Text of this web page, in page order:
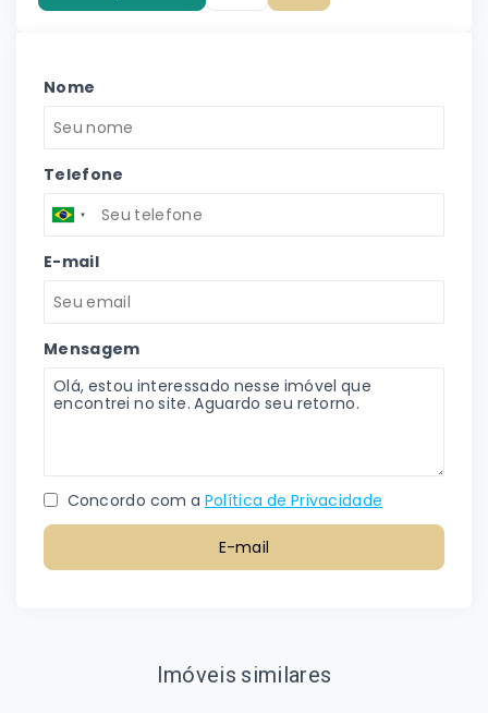
Nome
Telefone
E-mail
Mensagem
Concordo com a Política de Privacidade
E-mail
Imóveis similares